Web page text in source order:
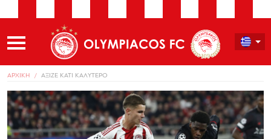
ΑΡΧΙΚΗ ΑΞΙΖΕ ΚΑΤΙ ΚΑΛΥΤΕΡΟ